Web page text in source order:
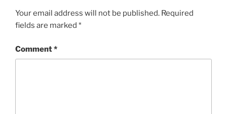
Your email address will not be published. Required
fields are marked *
Comment*